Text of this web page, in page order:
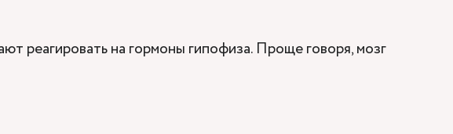
реагировать на гормоны гипофиза. Проще говоря, мозг